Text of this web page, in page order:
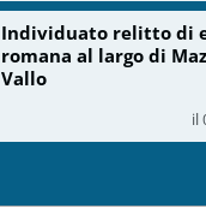
Individuato relitto di
romana al largo di
Vallo
il